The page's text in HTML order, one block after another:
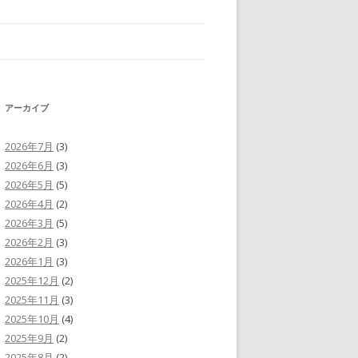
アーカイブ
2026年7月 (3)
2026年6月 (3)
2026年5月 (5)
2026年4月 (2)
2026年3月 (5)
2026年2月 (3)
2026年1月 (3)
2025年12月 (2)
2025年11月 (3)
2025年10月 (4)
2025年9月 (2)